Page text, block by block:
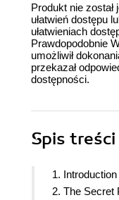
Produkt nie
ułatwień dostępu
ułatwieniach
Prawdopodobnie
umożliwił
przekazał
dostępności.
Spis treści
1.
2. The Secret